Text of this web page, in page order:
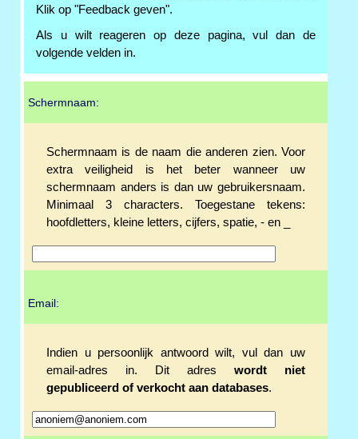
Klik op "Feedback geven".
Als u wilt reageren op deze pagina, vul dan de
volgende velden in.
Schermnaam:
Schermnaam is de naam die anderen zien. Voor
extra veiligheid is het beter wanneer uw
schermnaam anders is dan uw gebruikersnaam.
Minimaal 3 characters. Toegestane tekens:
hoofdletters, kleine letters, cijfers, spatie, - en _
Email:
Indien u persoonlijk antwoord wilt, vul dan uw
email-adres in. Dit adres wordt niet
gepubliceerd of verkocht aan databases.